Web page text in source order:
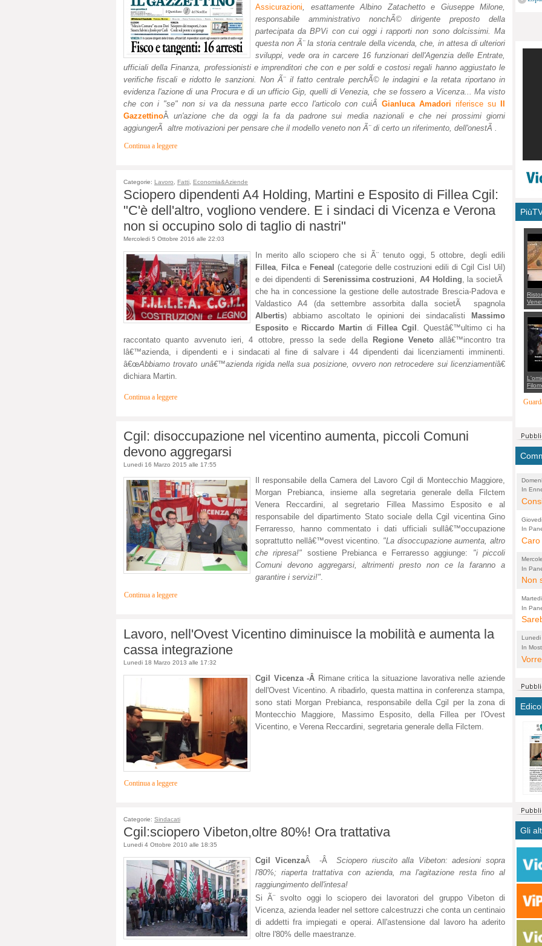
Assicurazioni, esattamente Albino Zatachetto e Giuseppe Milone,
responsabile amministrativo nonchÃ© dirigente preposto della
partecipata da BPVi con cui oggi i rapporti non sono dolcissimi. Ma
questa non Ã¨ la storia centrale della vicenda, che, in attesa di ulteriori
sviluppi, vede ora in carcere 16 funzionari dell'Agenzia delle Entrate,
ufficiali della Finanza, professionisti e imprenditori che con e per soldi e costosi regali hanno aggiustato le
verifiche fiscali e ridotto le sanzioni. Non Ã¨ il fatto centrale perchÃ© le indagini e la retata riportano in
evidenza l'azione di una Procura e di un ufficio Gip, quelli di Venezia, che se fossero a Vicenza... Ma visto
che con i "se" non si va da nessuna parte ecco l'articolo con cuiÂ Gianluca Amadori riferisce su
GazzettinoÂun'azione che da oggi la fa da padrone sui media nazionali e che nei prossimi giorni
aggiungerÃ altre motivazioni per pensare che il modello veneto non Ã¨ di certo un riferimento, dell'onestÃ .
Continua a leggere
Categorie: Lavoro Fatti Economia&Aziende
Sciopero dipendenti A4 Holding, Martini e Esposito di Fillea Cgil:
"C'è dell'altro, vogliono vendere. E i sindaci di Vicenza e Verona
non si occupino solo di taglio di nastri"
Mercoledi 5 Ottobre 2016 alle 22:03
In merito allo sciopero che si Ã¨ tenuto oggi, 5 ottobre, degli edili
Fillea, Filcae Feneal (categorie delle costruzioni edili di Cgil Cisl Uil)
e dei dipendenti di Serenissima costruzioni,A4 Holding, la societÃ
che ha in concessione la gestione delle autostrade Brescia-Padova e
Valdastico A4 (da settembre assorbita dalla societÃ spagnola
Albertis) abbiamo ascoltato le opinioni dei sindacalisti
Massimo
Esposito e Riccardo Martin di Fillea Cgil . Questâ€™ultimo ci ha
raccontato quanto avvenuto ieri, 4 ottobre, presso la sede della Regione Veneto allâ€™incontro tra
lâ€™azienda, i dipendenti e i sindacati al fine di salvare i 44 dipendenti dai licenziamenti imminenti.
â€œAbbiamo trovato unâ€™azienda rigida nella sua posizione, ovvero non retrocedere sui licenziamentiâ€
dichiara Martin.
Continua a leggere
Cgil: disoccupazione nel vicentino aumenta, piccoli Comuni
devono aggregarsi
Lunedi 16 Marzo 2015 alle 17:55
Il responsabile della Camera del Lavoro Cgil di Montecchio Maggiore,
Morgan Prebianca, insieme alla segretaria generale della Filctem
Venera Reccardini, al segretario Fillea Massimo Esposito e al
responsabile del dipartimento Stato sociale della Cgil vicentina Gino
Ferraresso, hanno commentato i dati ufficiali sullâ€™occupazione
soprattutto nellâ€™ovest vicentino. "La disoccupazione aumenta, altro
che ripresa!" sostiene Prebianca e Ferraresso aggiunge: "i piccoli
Comuni devono aggregarsi, altrimenti presto non ce la faranno a
garantire i servizi!".
Continua a leggere
Lavoro, nell'Ovest Vicentino diminuisce la mobilità e aumenta la
cassa integrazione
Lunedi 18 Marzo 2013 alle 17:32
Cgil Vicenza -Â Rimane critica la situazione lavorativa nelle aziende
dell'Ovest Vicentino. A ribadirlo, questa mattina in conferenza stampa,
sono stati Morgan Prebianca, responsabile della Cgil per la zona di
Montecchio Maggiore, Massimo Esposito, della Fillea per l'Ovest
Vicentino, e Verena Reccardini, segretaria generale della Filctem.
Continua a leggere
Categorie: Sindacati
Cgil:sciopero Vibeton,oltre 80%! Ora trattativa
Lunedi 4 Ottobre 2010 alle 18:35
Cgil VicenzaÂ -ÂSciopero riuscito alla Vibeton: adesioni sopra
l'80%; riaperta trattativa con azienda, ma l'agitazione resta fino al
raggiungimento dell'intesa!
Si Ã¨ svolto oggi lo sciopero dei lavoratori del gruppo Vibeton di
Vicenza, azienda leader nel settore calcestruzzi che conta un centinaio
di addetti fra impiegati e operai. All'astensione dal lavoro ha aderito
oltre l'80% delle maestranze.
con
In
per
che
qui
PER
In
Caro
sono
(non
dal
Ora
la
ma
pace
In
Non
la
a
dei
In
città,
In
di
e
alta
Gli